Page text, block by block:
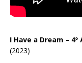
I Have a Dream –
(2023)